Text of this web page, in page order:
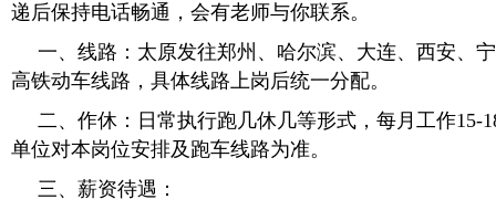
递后保持电话畅通，会有老师与你联系。
一、线路：太原发往郑州、哈尔滨、大连、西安、
高铁动车线路，具体线路上岗后统一分配。
二、作休：日常执行跑几休几等形式，每月工作15-
单位对本岗位安排及跑车线路为准。
三、薪资待遇：